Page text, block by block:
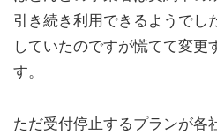
引き続き利用できるようでし
していたのですが慌てて変更
す。
ただ受付停止するプランが各